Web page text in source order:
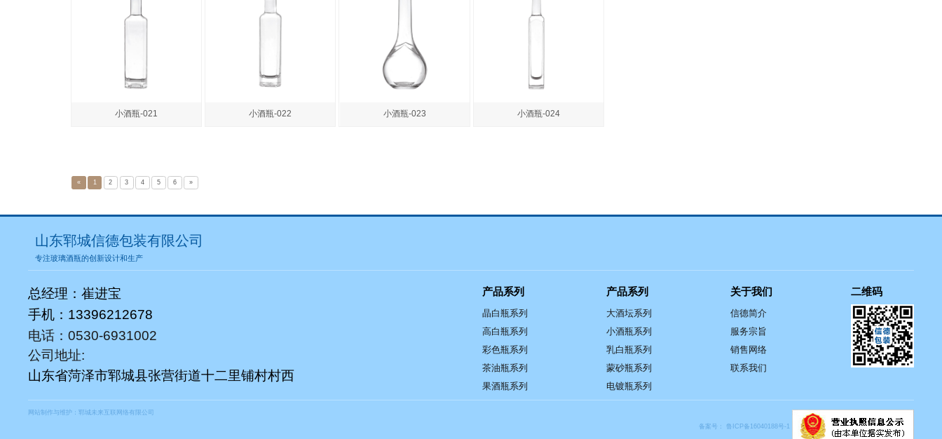
小酒瓶-021 小酒瓶-022 小酒瓶-023 小酒瓶-024
« 1 2 3 4 5 6 »
山东郓城信德包装有限公司
专注玻璃酒瓶的创新设计和生产
总经理：崔进宝
手机：13396212678
电话：0530-6931002
公司地址:
山东省菏泽市郓城县张营街道十二里铺村村西
产品系列
晶白瓶系列
高白瓶系列
彩色瓶系列
茶油瓶系列
果酒瓶系列
产品系列
大酒坛系列
小酒瓶系列
乳白瓶系列
蒙砂瓶系列
电镀瓶系列
关于我们
信德简介
服务宗旨
销售网络
联系我们
二维码
网站制作与维护：郓城未来互联网络有限公司
备案号：
鲁ICP备16040188号-1